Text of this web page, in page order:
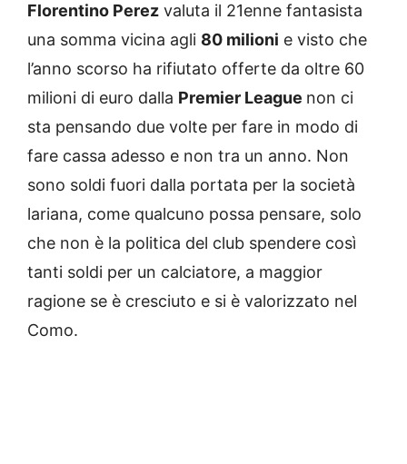
Florentino Perez valuta il 21enne fantasista
una somma vicina agli 80 milioni e visto che
l’anno scorso ha rifiutato offerte da oltre 60
milioni di euro dalla Premier League non ci
sta pensando due volte per fare in modo di
fare cassa adesso e non tra un anno. Non
sono soldi fuori dalla portata per la società
lariana, come qualcuno possa pensare, solo
che non è la politica del club spendere così
tanti soldi per un calciatore, a maggior
ragione se è cresciuto e si è valorizzato nel
Como.